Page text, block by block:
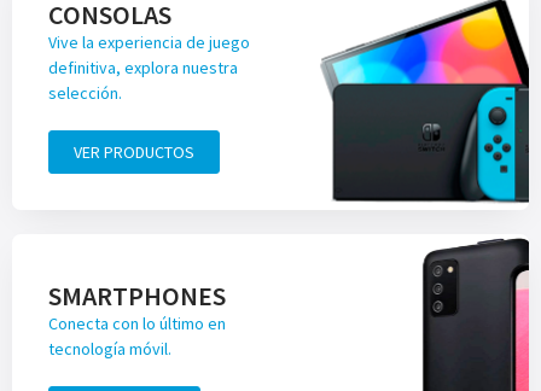
CONSOLAS
Vive la experiencia de juego
definitiva, explora nuestra
selección.
VER PRODUCTOS
SMARTPHONES
Conecta con lo último en
tecnología móvil.